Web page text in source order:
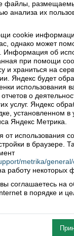
тоже
я не могла не
он посадил?
мне яблони
козы, и куры, и
можно
беседы Сергей
стойку на
файлы,
анализа их
cookie
однако может
Информация об
при помощи
и храниться на
Яндекс будет
использования
о
услуг. Яндекс
установленном в
Яндекс Метрика.
от использования
в браузере.
metrika/
работу некоторых
вы соглашаетесь на
в порядке и